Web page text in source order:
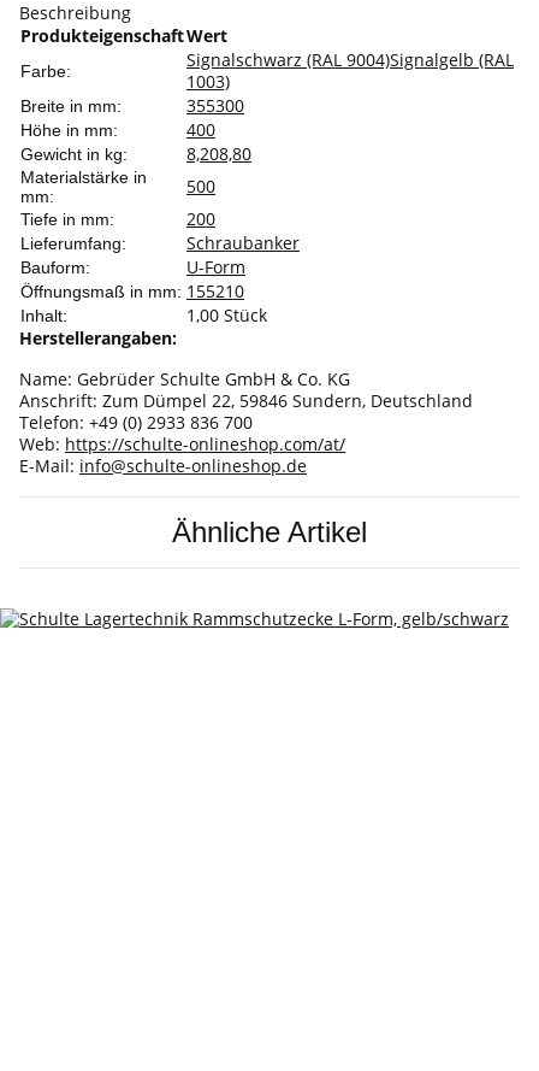
Beschreibung
ProdukteigenschaftWert
Farbe: Signalschwarz (RAL 9004)Signalgelb (RAL
1003)
Breite in mm: 355300
Höhe in mm: 400
Gewicht in kg: 8,208,80
Materialstärke in
mm:
500
Tiefe in mm: 200
Lieferumfang: Schraubanker
Bauform: U-Form
Öffnungsmaß in mm: 155210
Inhalt:
1,00 Stück
Herstellerangaben:
Name: Gebrüder Schulte GmbH & Co. KG
Anschrift: Zum Dümpel 22, 59846 Sundern, Deutschland
Telefon: +49 (0) 2933 836 700
Web: https://schulte-onlineshop.com/at/
E-Mail: info@schulte-onlineshop.de
Ähnliche Artikel